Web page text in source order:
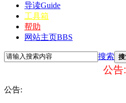
导读Guide
工具箱
帮助
网站主页BBS
搜索
公告:残血家族
公告: